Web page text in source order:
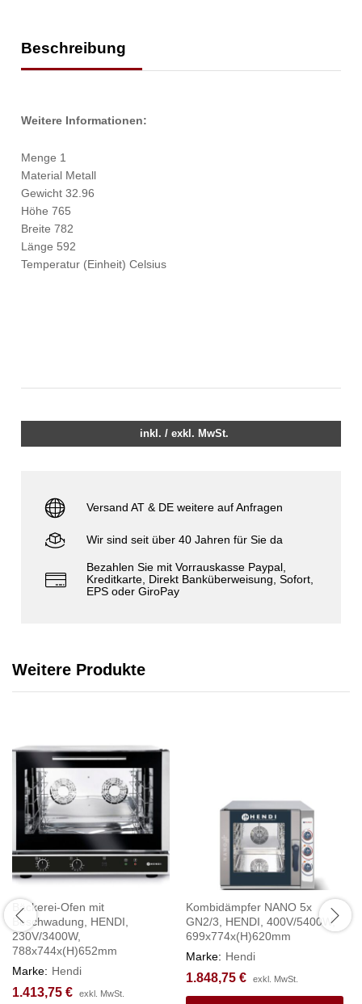
Beschreibung
Weitere Informationen:
Menge 1
Material Metall
Gewicht 32.96
Höhe 765
Breite 782
Länge 592
Temperatur (Einheit) Celsius
inkl. / exkl. MwSt.
Versand AT & DE weitere auf Anfragen
Wir sind seit über 40 Jahren für Sie da
Bezahlen Sie mit Vorrauskasse Paypal,
Kreditkarte, Direkt Banküberweisung, Sofort,
EPS oder GiroPay
Weitere Produkte
Bäckerei-Ofen mit
Beschwadung, HENDI,
230V/3400W,
788x744x(H)652mm
Marke: Hendi
1.413,75 € exkl. MwSt.
Kombidämpfer NANO 5x
GN2/3, HENDI, 400V/5400W,
699x774x(H)620mm
Marke: Hendi
1.848,75 € exkl. MwSt.